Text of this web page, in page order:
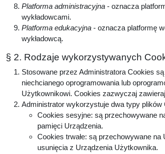
Platforma administracyjna - oznacza
wykładowcami.
Platforma edukacyjna - oznacza platformę
wykładowcą.
§ 2. Rodzaje wykorzystywanych
Stosowane przez Administratora Cookies
niechcianego oprogramowania lub
Użytkownikowi. Cookies zazwyczaj
Administrator wykorzystuje dwa typy plików
Cookies sesyjne: są przechowywane
pamięci Urządzenia.
Cookies trwałe: są przechowywane
usunięcia z Urządzenia Użytkownika.